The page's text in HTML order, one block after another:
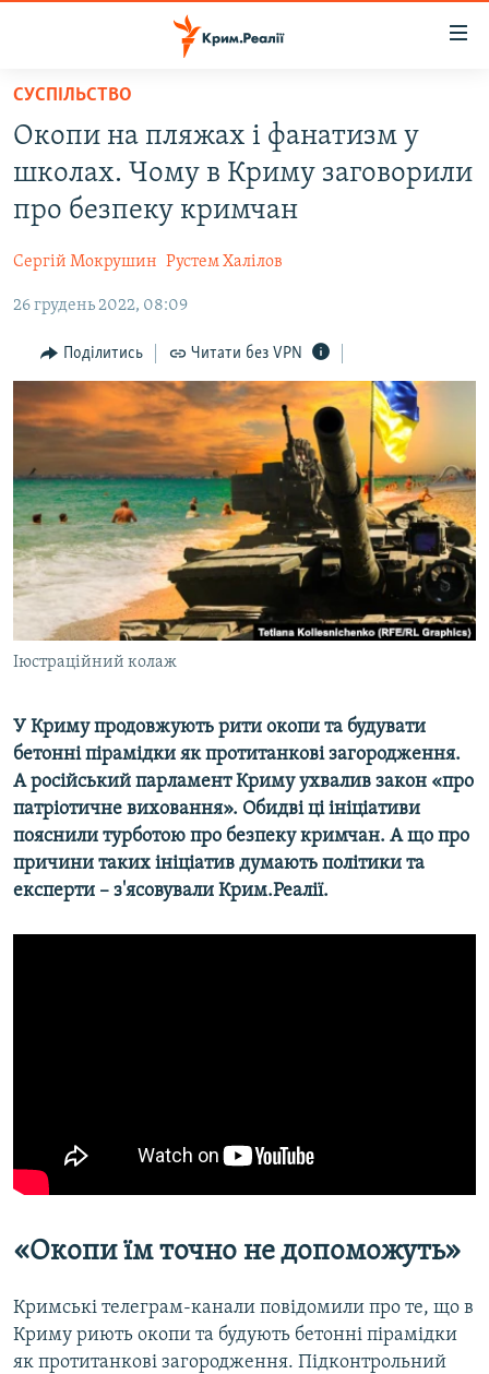
Перейти
основного
матеріалу
Перейти
до
основної
навігації
Перейти
пошуку
ВІДЕО ТА ФОТО
БЛОГИ
ПОГЛЯД
ІНТЕРВ'Ю
ВСЕ ЗА ДЕНЬ
СПЕЦПРОЕКТИ
ДЕПОРТАЦІЯ
ВІДЕОУРОКИ «ELIFBE»
СВІДЧЕННЯ ОКУПАЦІЇ
УКРАЇНСЬКА ПРОБЛЕМА КРИМУ
ІНФОГРАФІКА
ЯК ОБІЙТИ БЛОКУВАННЯ
Русский
Qırımtatar
ДОЛУЧАЙСЯ!
Усі сайти RFE/RL
СУСПІЛЬСТВО
Окопи на пляжах і фанатизм у
школах. Чому в Криму заговорили
про безпеку кримчан
Сергій Мокрушин Рустем Халілов
26 грудень 2022, 08:09
Поділитись Читати без VPN
Іюстраційний колаж
У Криму продовжують рити окопи та будувати
бетонні пірамідки як протитанкові загородження.
А російський парламент Криму ухвалив закон «про
патріотичне виховання». Обидві ці ініціативи
пояснили турботою про безпеку кримчан. А що про
причини таких ініціатив думають політики та
експерти – з'ясовували Крим.Реалії.
«Окопи їм точно не допоможуть»
Кримські телеграм-канали повідомили про те, що в
Криму риють окопи та будують бетонні пірамідки
як протитанкові загородження. Підконтрольний